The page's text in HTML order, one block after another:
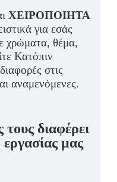
ΧΕΙΡΟΠΟΙΗΤΑ
για εσάς
χρώματα, θέμα,
Κατόπιν
στις
αναμενόμενες.
διαφέρει
μας